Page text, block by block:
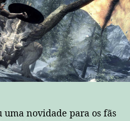
é
revelado!
uma novidade para os fãs